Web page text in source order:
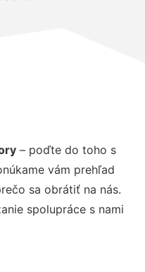
– poďte do toho s
vám prehľad
sa obrátiť na nás.
spolupráce s nami